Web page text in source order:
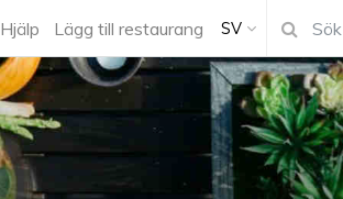
Hjälp Lägg till restaurang SV